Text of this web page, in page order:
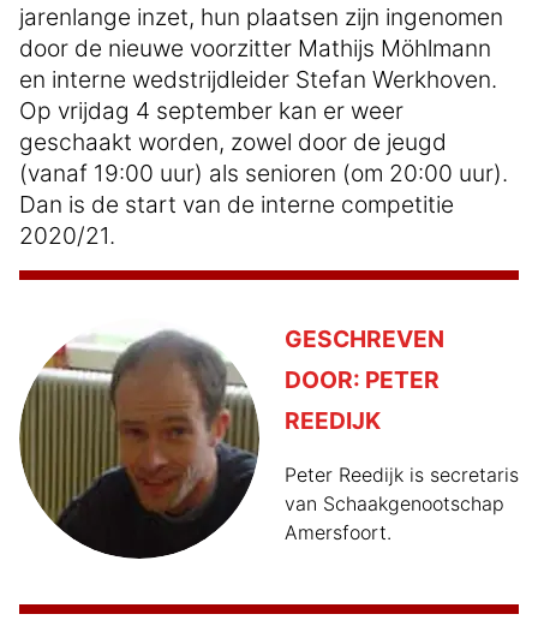
jarenlange inzet, hun plaatsen zijn ingenomen
door de nieuwe voorzitter Mathijs Möhlmann
en interne wedstrijdleider Stefan Werkhoven.
Op vrijdag 4 september kan er weer
geschaakt worden, zowel door de jeugd
(vanaf 19:00 uur) als senioren (om 20:00 uur).
Dan is de start van de interne competitie
2020/21.
GESCHREVEN
DOOR: PETER
REEDIJK
Peter Reedijk is secretaris
van Schaakgenootschap
Amersfoort.